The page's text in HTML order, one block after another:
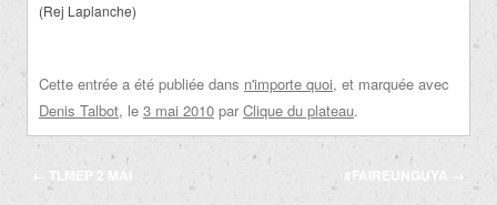
(Rej Laplanche)
Cette entrée a été publiée dans n'importe quoi, et marquée avec
Denis Talbot, le 3 mai 2010 par Clique du plateau.
Navigation
← TLMEP 2 MAI #FAIREUNGUYA →